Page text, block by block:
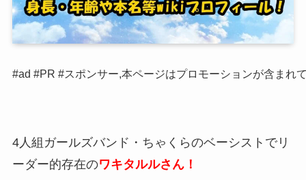
#ad #PR #スポンサー,本ページはプロモーションが含まれ
4人組ガールズバンド・ちゃくらのベーシストでリ
ーダー的存在のワキタルルさん！